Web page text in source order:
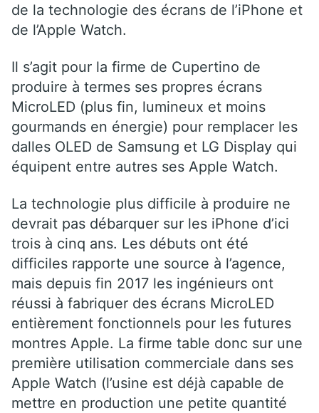
de la technologie des écrans de l’iPhone et
de l’Apple Watch.
Il s’agit pour la firme de Cupertino de
produire à termes ses propres écrans
MicroLED (plus fin, lumineux et moins
gourmands en énergie) pour remplacer les
dalles OLED de Samsung et LG Display qui
équipent entre autres ses Apple Watch.
La technologie plus difficile à produire ne
devrait pas débarquer sur les iPhone d’ici
trois à cinq ans. Les débuts ont été
difficiles rapporte une source à l’agence,
mais depuis fin 2017 les ingénieurs ont
réussi à fabriquer des écrans MicroLED
entièrement fonctionnels pour les futures
montres Apple. La firme table donc sur une
première utilisation commerciale dans ses
Apple Watch (l’usine est déjà capable de
mettre en production une petite quantité